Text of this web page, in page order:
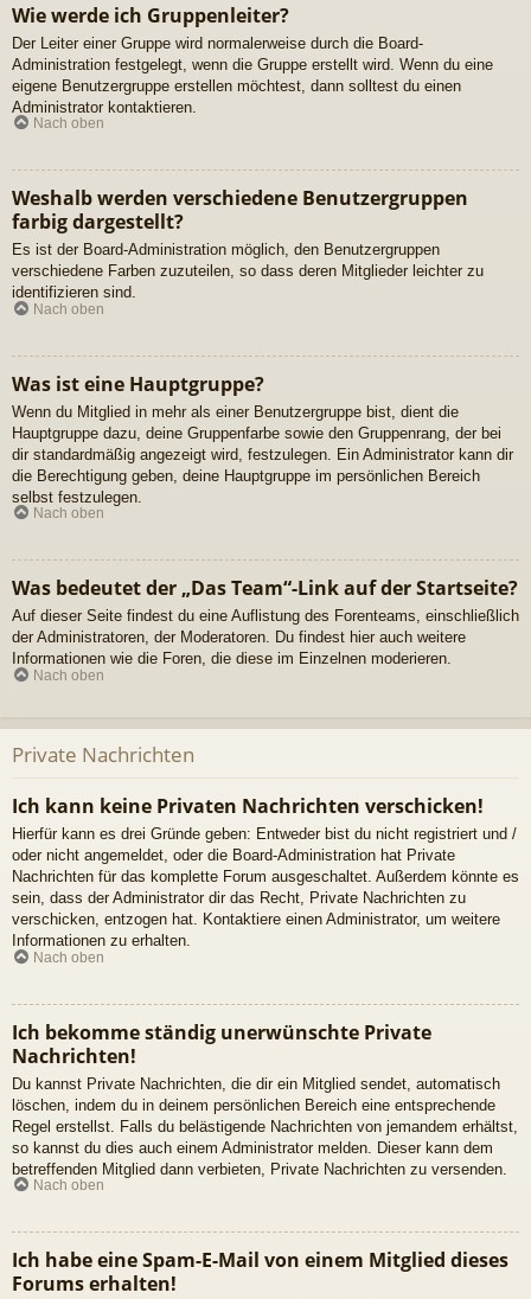
Wie werde ich Gruppenleiter?
Der Leiter einer Gruppe wird normalerweise durch die Board-
Administration festgelegt, wenn die Gruppe erstellt wird. Wenn du eine
eigene Benutzergruppe erstellen möchtest, dann solltest du einen
Administrator kontaktieren.
Nach oben
Weshalb werden verschiedene Benutzergruppen
farbig dargestellt?
Es ist der Board-Administration möglich, den Benutzergruppen
verschiedene Farben zuzuteilen, so dass deren Mitglieder leichter zu
identifizieren sind.
Nach oben
Was ist eine Hauptgruppe?
Wenn du Mitglied in mehr als einer Benutzergruppe bist, dient die
Hauptgruppe dazu, deine Gruppenfarbe sowie den Gruppenrang, der bei
dir standardmäßig angezeigt wird, festzulegen. Ein Administrator kann dir
die Berechtigung geben, deine Hauptgruppe im persönlichen Bereich
selbst festzulegen.
Nach oben
Was bedeutet der „Das Team“-Link auf der Startseite?
Auf dieser Seite findest du eine Auflistung des Forenteams, einschließlich
der Administratoren, der Moderatoren. Du findest hier auch weitere
Informationen wie die Foren, die diese im Einzelnen moderieren.
Nach oben
Private Nachrichten
Ich kann keine Privaten Nachrichten verschicken!
Hierfür kann es drei Gründe geben: Entweder bist du nicht registriert und /
oder nicht angemeldet, oder die Board-Administration hat Private
Nachrichten für das komplette Forum ausgeschaltet. Außerdem könnte es
sein, dass der Administrator dir das Recht, Private Nachrichten zu
verschicken, entzogen hat. Kontaktiere einen Administrator, um weitere
Informationen zu erhalten.
Nach oben
Ich bekomme ständig unerwünschte Private
Nachrichten!
Du kannst Private Nachrichten, die dir ein Mitglied sendet, automatisch
löschen, indem du in deinem persönlichen Bereich eine entsprechende
Regel erstellst. Falls du belästigende Nachrichten von jemandem erhältst,
so kannst du dies auch einem Administrator melden. Dieser kann dem
betreffenden Mitglied dann verbieten, Private Nachrichten zu versenden.
Nach oben
Ich habe eine Spam-E-Mail von einem Mitglied dieses
Forums erhalten!